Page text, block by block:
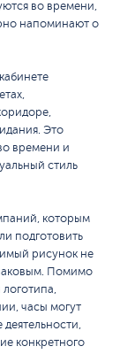
во времени,
напоминают о
Это
времени и
стиль
которым
подготовить
рисунок не
Помимо
часы могут
деятельности,
конкретного